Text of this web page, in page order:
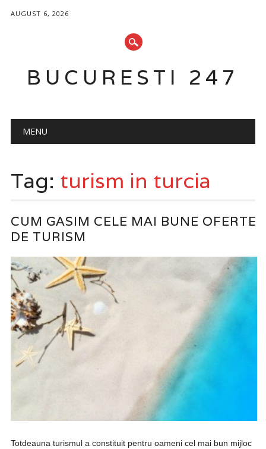
AUGUST 6, 2026
BUCURESTI 247
Main menu
MENU
Tag: turism in turcia
CUM GASIM CELE MAI BUNE OFERTE
DE TURISM
Totdeauna turismul a constituit pentru oameni cel mai bun mijloc